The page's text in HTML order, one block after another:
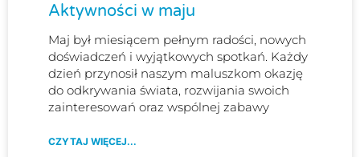
Aktywności w maju
Maj był miesiącem pełnym radości, nowych
doświadczeń i wyjątkowych spotkań. Każdy
dzień przynosił naszym maluszkom okazję
do odkrywania świata, rozwijania swoich
zainteresowań oraz wspólnej zabawy
CZYTAJ WIĘCEJ...